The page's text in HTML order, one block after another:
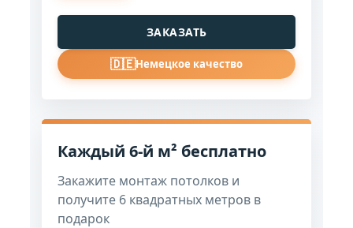
ЗАКАЗАТЬ
🇩🇪Немецкое качество
Каждый 6-й м² бесплатно
Закажите монтаж потолков и
получите 6 квадратных метров в
подарок